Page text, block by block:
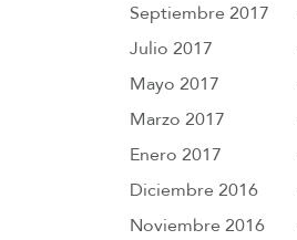
Septiembre 2017
Julio 2017
Mayo 2017
Marzo 2017
Enero 2017
Diciembre 2016
Noviembre 2016